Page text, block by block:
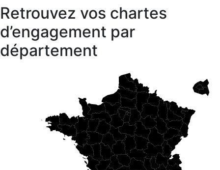
Retrouvez vos chartes
d’engagement par
département